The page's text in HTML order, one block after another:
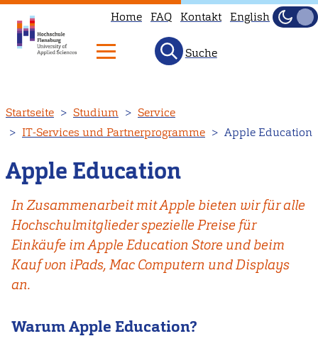
zum
Inhalt
Home FAQ Kontakt English
Hell
Suche
Startseite Studium
Service
IT-Services und Partnerprogramme
Apple Education
Apple Education
In Zusammenarbeit mit Apple bieten wir für alle
Hochschulmitglieder spezielle Preise für
Einkäufe im Apple Education Store und beim
Kauf von iPads, Mac Computern und Displays
an.
Warum Apple Education?